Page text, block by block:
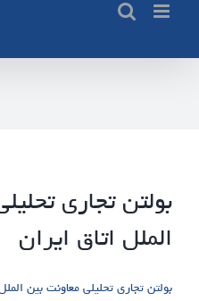
content
بولتن تجاری
الملل اتاق ایران
بولتن تجاری تحلیلی معاونت بین